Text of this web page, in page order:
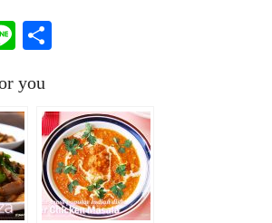
Line共
you